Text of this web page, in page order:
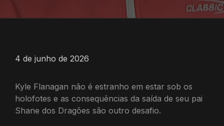
4 de junho de 2026
Kyle Flanagan não é estranho em estar sob os
holofotes e as consequências da saída de seu pai
Shane dos Dragões são outro desafio.